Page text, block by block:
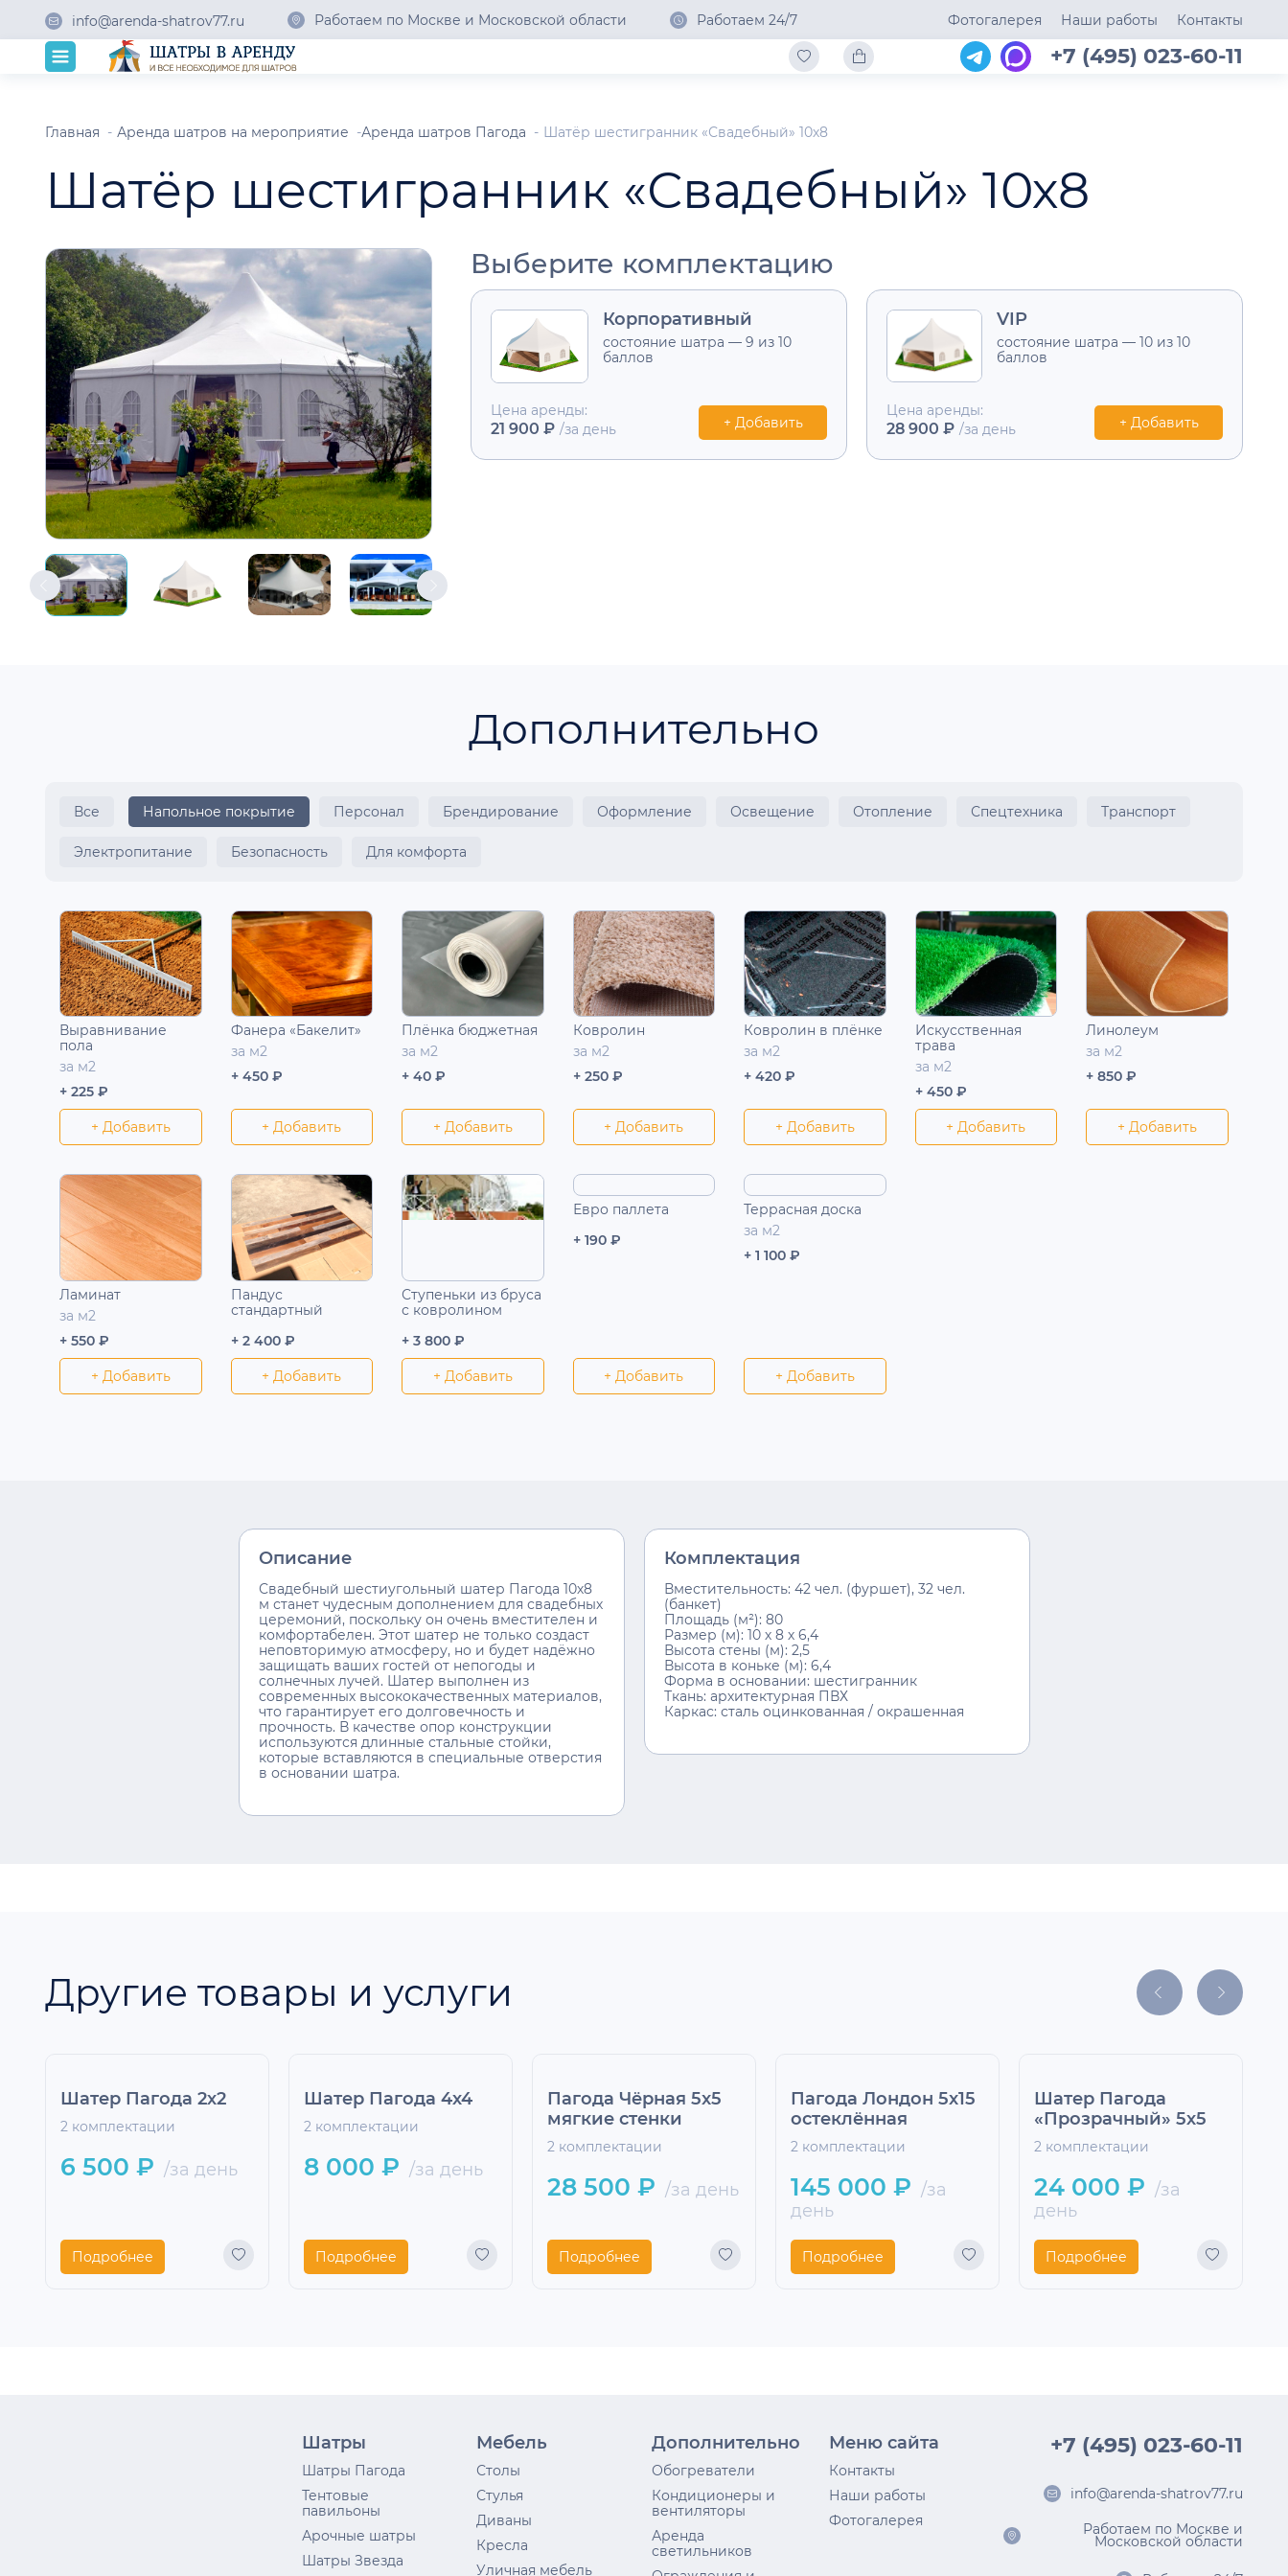
info@arenda-shatrov77.ru Работаем по Москве и Московской области Работаем 24/7 Фотогалерея Наши работы Контакты
+7 (495) 023-60-11
Главная Аренда шатров на мероприятие Аренда шатров Пагода Шатёр шестигранник «Свадебный» 10х8
Шатёр шестигранник «Свадебный» 10х8
Выберите комплектацию
Корпоративный
состояние шатра — 9 из 10
баллов
Цена аренды:
21 900 ₽ /за день + Добавить
VIP
состояние шатра — 10 из 10
баллов
Цена аренды:
28 900 ₽ /за день + Добавить
Дополнительно
Все Напольное покрытие Персонал Брендирование Оформление Освещение Отопление Спецтехника Транспорт
Электропитание Безопасность Для комфорта
Выравнивание
пола
за м2
+ 225 ₽
+ Добавить
Фанера «Бакелит»
за м2
+ 450 ₽
+ Добавить
Плёнка бюджетная
за м2
+ 40 ₽
+ Добавить
Ковролин
за м2
+ 250 ₽
+ Добавить
Ковролин в плёнке
за м2
+ 420 ₽
+ Добавить
Искусственная
трава
за м2
+ 450 ₽
+ Добавить
Линолеум
за м2
+ 850 ₽
+ Добавить
Ламинат
за м2
+ 550 ₽
+ Добавить
Пандус
стандартный
+ 2 400 ₽
+ Добавить
Ступеньки из бруса
с ковролином
+ 3 800 ₽
+ Добавить
Евро паллета
+ 190 ₽
+ Добавить
Террасная доска
за м2
+ 1 100 ₽
+ Добавить
Описание
Свадебный шестиугольный шатер Пагода 10х8
м станет чудесным дополнением для свадебных
церемоний, поскольку он очень вместителен и
комфортабелен. Этот шатер не только создаст
неповторимую атмосферу, но и будет надёжно
защищать ваших гостей от непогоды и
солнечных лучей. Шатер выполнен из
современных высококачественных материалов,
что гарантирует его долговечность и
прочность. В качестве опор конструкции
используются длинные стальные стойки,
которые вставляются в специальные отверстия
в основании шатра.
Комплектация
Вместительность: 42 чел. (фуршет), 32 чел.
(банкет)
Площадь (м²): 80
Размер (м): 10 х 8 х 6,4
Высота стены (м): 2,5
Высота в коньке (м): 6,4
Форма в основании: шестигранник
Ткань: архитектурная ПВХ
Каркас: сталь оцинкованная / окрашенная
Другие товары и услуги
Шатер Пагода 2х2
2 комплектации
6 500 ₽ /за день
Подробнее
Шатер Пагода 4х4
2 комплектации
8 000 ₽ /за день
Подробнее
Пагода Чёрная 5x5
мягкие стенки
2 комплектации
28 500 ₽ /за день
Подробнее
Пагода Лондон 5x15
остеклённая
2 комплектации
145 000 ₽ /за
день
Подробнее
Шатер Пагода
«Прозрачный» 5х5
2 комплектации
24 000 ₽ /за
день
Подробнее
Шатры
Шатры Пагода
Тентовые
павильоны
Арочные шатры
Шатры Звезда
Мебель
Столы
Стулья
Диваны
Кресла
Уличная мебель
Дополнительно
Обогреватели
Кондиционеры и
вентиляторы
Аренда
светильников
Меню сайта
Контакты
Наши работы
Фотогалерея
+7 (495) 023-60-11
info@arenda-shatrov77.ru
Работаем по Москве и
Московской области